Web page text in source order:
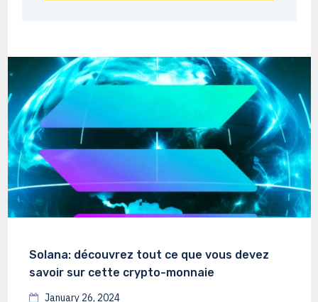
Solana: découvrez tout ce que vous devez
savoir sur cette crypto-monnaie
January 26, 2024